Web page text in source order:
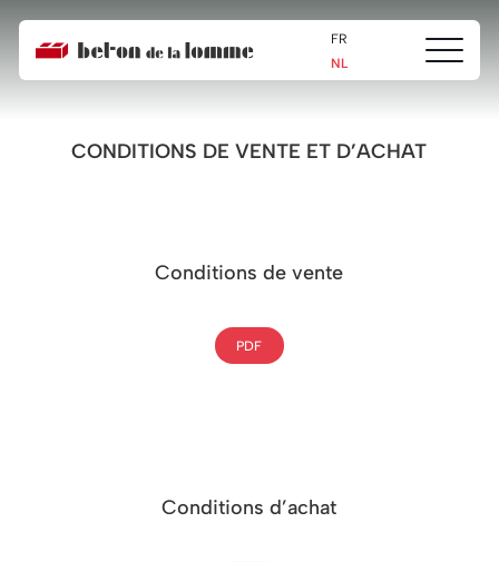
Beton
de
FR
NL
Ouvrir/
CONDITIONS DE VENTE ET D’ACHAT
Conditions de vente
PDF
Conditions d’achat